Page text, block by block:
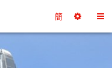
簡
擇
換